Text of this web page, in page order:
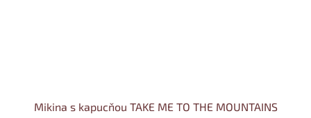
Mikina s kapucňou TAKE ME TO THE MOUNTAINS